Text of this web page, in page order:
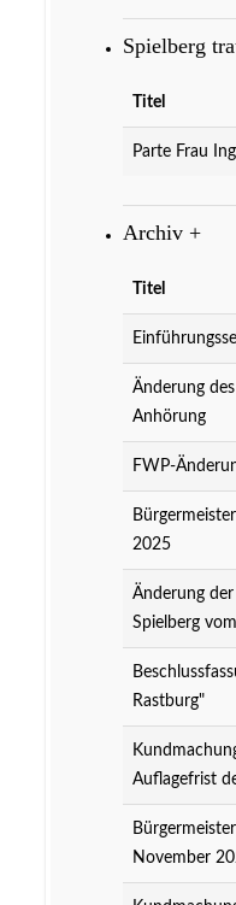
Spielberg
Titel
Parte Frau
Archiv +
Titel
Änderung
Anhörung
FWP-
2025
Änderung
Spielberg
Rastburg"
Auflagefrist
November